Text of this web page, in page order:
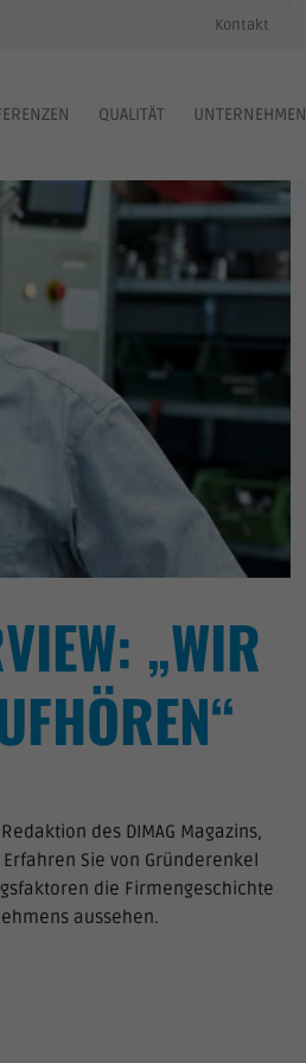
Kontakt
QUALITÄT UNTERNEHMEN
„WIR
des DIMAG Magazins,
Sie von Gründerenkel
die Firmengeschichte
aussehen.